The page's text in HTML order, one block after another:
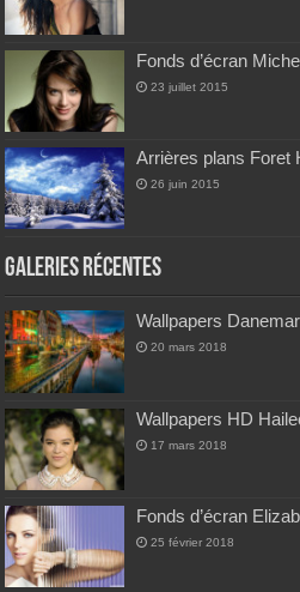
Fonds d’écran
23 juillet 2015
Arrières plans Foret
26 juin 2015
Galeries Récentes
Wallpapers
20 mars 2018
Wallpapers HD
17 mars 2018
Fonds d’écran
25 février 2018